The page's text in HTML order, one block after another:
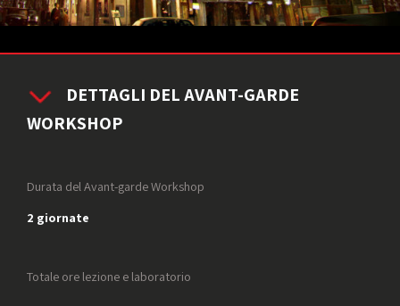
DETTAGLI DEL AVANT-GARDE
WORKSHOP
Durata del Avant-garde Workshop
2 giornate
Totale ore lezione e laboratorio